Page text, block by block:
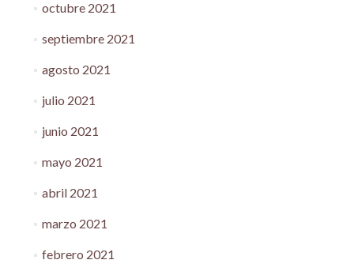
octubre 2021
septiembre 2021
agosto 2021
julio 2021
junio 2021
mayo 2021
abril 2021
marzo 2021
febrero 2021